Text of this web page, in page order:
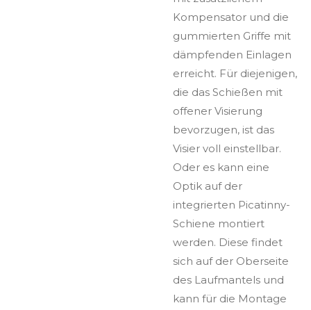
Kompensator und die
gummierten Griffe mit
dämpfenden Einlagen
erreicht. Für diejenigen,
die das Schießen mit
offener Visierung
bevorzugen, ist das
Visier voll einstellbar.
Oder es kann eine
Optik auf der
integrierten Picatinny-
Schiene montiert
werden. Diese findet
sich auf der Oberseite
des Laufmantels und
kann für die Montage